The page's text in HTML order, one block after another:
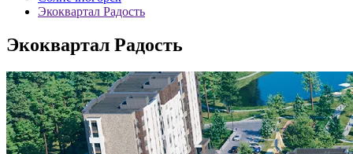
Экоквартал Радость
Экоквартал Радость